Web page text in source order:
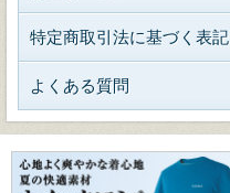
特定商取引法に基づく表記
よくある質問